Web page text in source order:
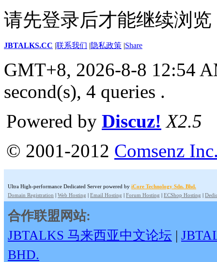
请先登录后才能继续浏览
JBTALKS.CC |联系我们 |隐私政策 |Share
GMT+8, 2026-8-8 12:54
second(s), 4 queries .
Powered by Discuz! X2.5
© 2001-2012 Comsenz
Ultra High-performance Dedicated Server powered by iCore Technology Sdn. Bhd.
Domain Registration | Web Hosting | Email Hosting | Forum Hosting | ECShop Hosting |
合作联盟网站:
JBTALKS 马来西亚中文论坛 |
BHD.